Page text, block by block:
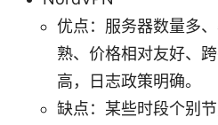
优点：服务器数量多
熟、价格相对友好、
高，日志政策明确。
缺点：某些时段个别